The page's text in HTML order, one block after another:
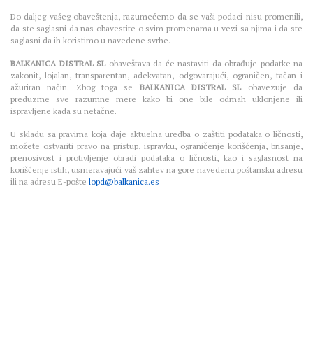
Do daljeg vašeg obaveštenja, razumećemo da se vaši podaci nisu promenili,
da ste saglasni da nas obavestite o svim promenama u vezi sa njima i da ste
saglasni da ih koristimo u navedene svrhe.
BALKANICA DISTRAL SLobaveštava da će nastaviti da obrađuje podatke na
zakonit, lojalan, transparentan, adekvatan, odgovarajući, ograničen, tačan i
ažuriran način. Zbog toga se BALKANICA DISTRAL SLobavezuje da
preduzme sve razumne mere kako bi one bile odmah uklonjene ili
ispravljene kada su netačne.
U skladu sa pravima koja daje aktuelna uredba o zaštiti podataka o ličnosti,
možete ostvariti pravo na pristup, ispravku, ograničenje korišćenja, brisanje,
prenosivost i protivljenje obradi podataka o ličnosti, kao i saglasnost na
korišćenje istih, usmeravajući vaš zahtev na gore navedenu poštansku adresu
ili na adresu E-pošte lopd@balkanica.es